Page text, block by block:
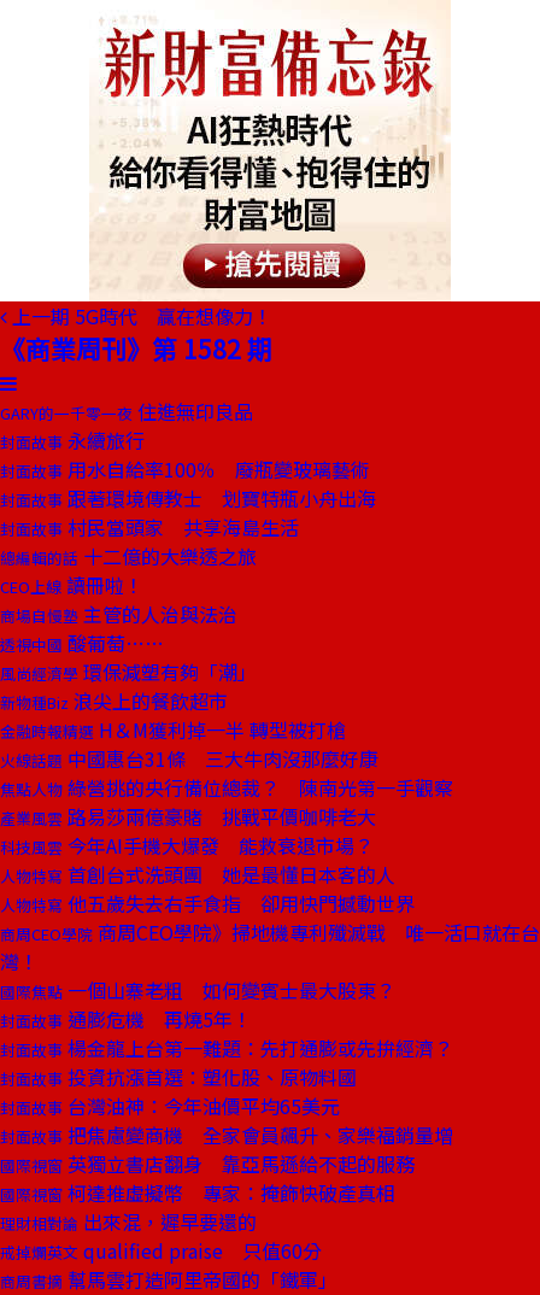
上一期 5G時代 贏在想像力！
《商業周刊》第 1582 期
GARY的一千零一夜 住進無印良品
封面故事 永續旅行
封面故事 用水自給率100％ 廢瓶變玻璃藝術
封面故事 跟著環境傳教士 划寶特瓶小舟出海
封面故事 村民當頭家 共享海島生活
總編輯的話 十二億的大樂透之旅
CEO上線 讀冊啦！
商場自慢塾 主管的人治與法治
透視中國 酸葡萄……
風尚經濟學 環保減塑有夠「潮」
新物種Biz 浪尖上的餐飲超市
金融時報精選 H＆M獲利掉一半 轉型被打槍
火線話題 中國惠台31條 三大牛肉沒那麼好康
焦點人物 綠營挑的央行備位總裁？ 陳南光第一手觀察
產業風雲 路易莎兩億豪賭 挑戰平價咖啡老大
科技風雲 今年AI手機大爆發 能救衰退市場？
人物特寫 首創台式洗頭團 她是最懂日本客的人
人物特寫 他五歲失去右手食指 卻用快門撼動世界
商周CEO學院 商周CEO學院》掃地機專利殲滅戰 唯一活口就在台
灣！
國際焦點 一個山寨老粗 如何變賓士最大股東？
封面故事 通膨危機 再燒5年！
封面故事 楊金龍上台第一難題：先打通膨或先拚經濟？
封面故事 投資抗漲首選：塑化股、原物料國
封面故事 台灣油神：今年油價平均65美元
封面故事 把焦慮變商機 全家會員飆升、家樂福銷量增
國際視窗 英獨立書店翻身 靠亞馬遜給不起的服務
國際視窗 柯達推虛擬幣 專家：掩飾快破產真相
理財相對論 出來混，遲早要還的
戒掉爛英文 qualified praise 只值60分
商周書摘 幫馬雲打造阿里帝國的「鐵軍」